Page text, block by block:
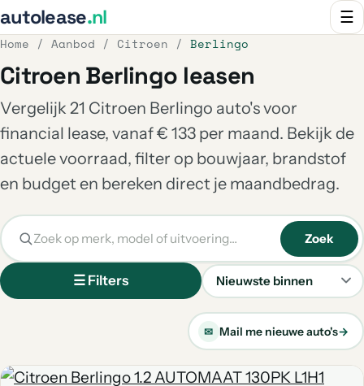
autolease.nl ☰
Home / Aanbod / Citroen / Berlingo
Citroen Berlingo leasen
Vergelijk 21 Citroen Berlingo auto's voor
financial lease, vanaf € 133 per maand. Bekijk de
actuele voorraad, filter op bouwjaar, brandstof
en budget en bereken direct je maandbedrag.
☰ Filters
Sorteren
Zoek
✉ Mail me nieuwe auto's→